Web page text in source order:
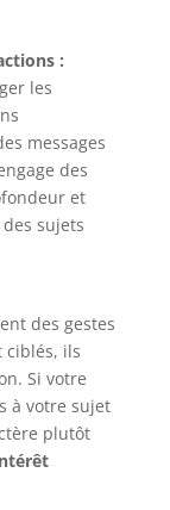
:
les
messages
des
et
sujets
des gestes
ciblés, ils
Si votre
à votre sujet
plutôt